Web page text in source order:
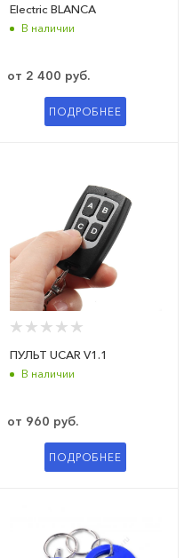
Electric BLANCA
В наличии
от 2 400 руб.
ПОДРОБНЕЕ
ПУЛЬТ UCAR V1.1
В наличии
от 960 руб.
ПОДРОБНЕЕ